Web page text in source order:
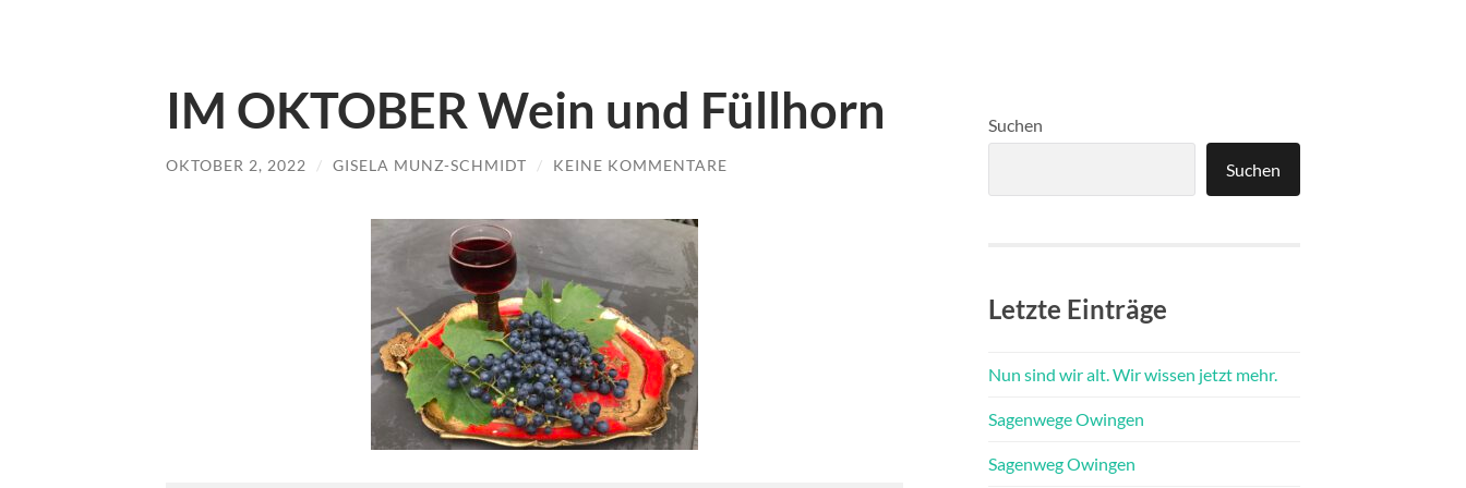
IM OKTOBER Wein und Füllhorn
OKTOBER 2, 2022 / GISELA MUNZ-SCHMIDT / KEINE KOMMENTARE
Suchen
Suchen
Letzte Einträge
Nun sind wir alt. Wir wissen jetzt mehr.
Sagenwege Owingen
Sagenweg Owingen